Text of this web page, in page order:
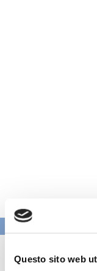
Questo sito web
VAI ALLA SEZIONE